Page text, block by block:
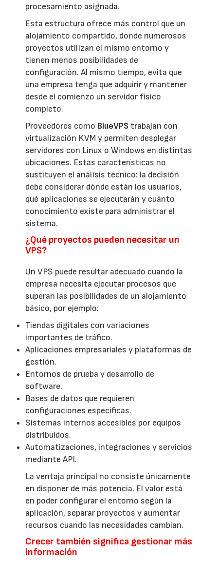
procesamiento asignada.
Esta estructura ofrece más control que un
alojamiento compartido, donde numerosos
proyectos utilizan el mismo entorno y
tienen menos posibilidades de
configuración. Al mismo tiempo, evita que
una empresa tenga que adquirir y mantener
desde el comienzo un servidor físico
completo.
Proveedores como BlueVPS trabajan con
virtualización KVM y permiten desplegar
servidores con Linux o Windows en distintas
ubicaciones. Estas características no
sustituyen el análisis técnico: la decisión
debe considerar dónde están los usuarios,
qué aplicaciones se ejecutarán y cuánto
conocimiento existe para administrar el
sistema.
¿Qué proyectos pueden necesitar un
VPS?
Un VPS puede resultar adecuado cuando la
empresa necesita ejecutar procesos que
superan las posibilidades de un alojamiento
básico, por ejemplo:
Tiendas digitales con variaciones
importantes de tráfico.
Aplicaciones empresariales y plataformas de
gestión.
Entornos de prueba y desarrollo de
software.
Bases de datos que requieren
configuraciones específicas.
Sistemas internos accesibles por equipos
distribuidos.
Automatizaciones, integraciones y servicios
mediante API.
La ventaja principal no consiste únicamente
en disponer de más potencia. El valor está
en poder configurar el entorno según la
aplicación, separar proyectos y aumentar
recursos cuando las necesidades cambian.
Crecer también significa gestionar más
información